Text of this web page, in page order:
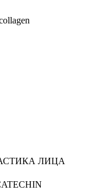
ЛИЦА